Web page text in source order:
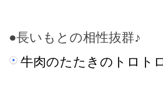
●長いもとの相性抜群♪
牛肉のたたきのトロト